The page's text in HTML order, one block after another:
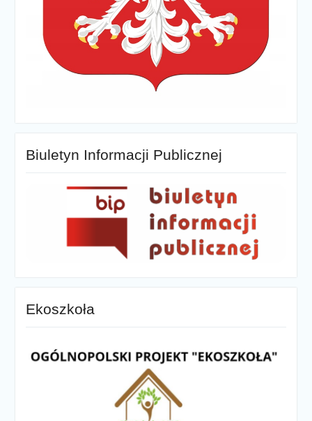
Biuletyn Informacji Publicznej
Ekoszkoła